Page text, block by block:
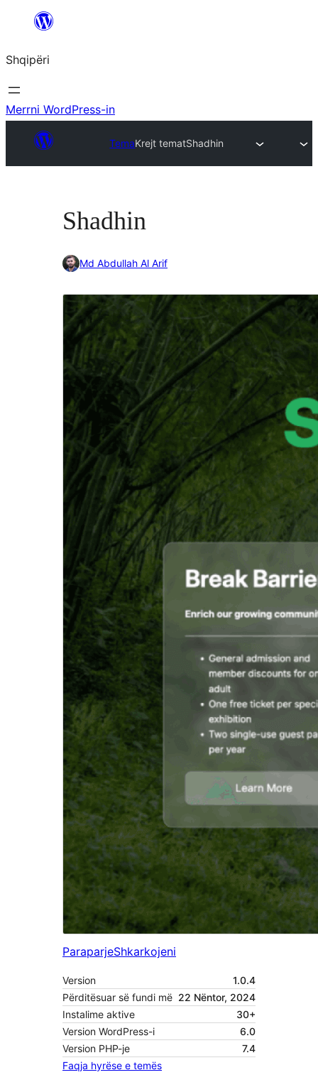
Hidhu
lënda
Shqipëri
Merrni WordPress-in
TemaKrejt tematShadhin
Shadhin
Md Abdullah Al Arif
ParaparjeShkarkojeni
Version
1.0.4
Përditësuar së fundi më 22 Nëntor, 2024
Instalime aktive
30+
Version WordPress-i
6.0
Version PHP-je
7.4
Faqja hyrëse e temës